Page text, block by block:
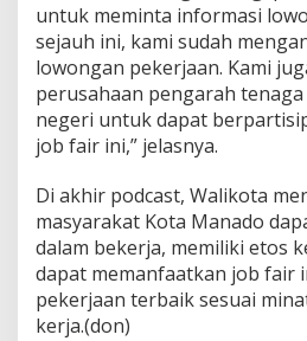
untuk meminta informasi
sejauh ini, kami sudah
lowongan pekerjaan. Kami
perusahaan pengarah
negeri untuk dapat
job fair ini,” jelasnya.
Di akhir podcast, Walikota
masyarakat Kota Manado
dalam bekerja, memiliki etos
dapat memanfaatkan job fair
pekerjaan terbaik sesuai
kerja.(don)